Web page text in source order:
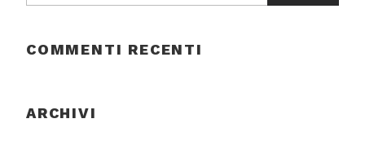
COMMENTI RECENTI
ARCHIVI